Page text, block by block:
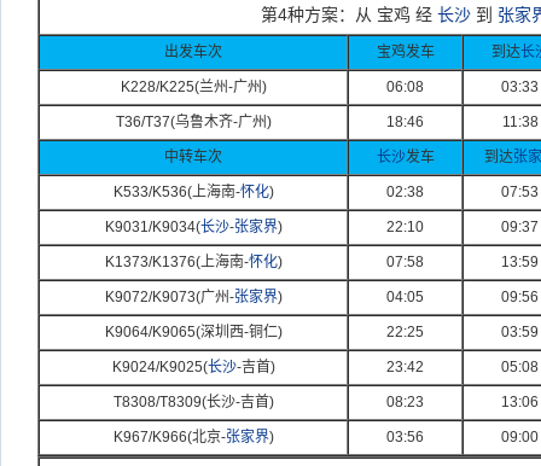
第4种方案：从 宝鸡 经 长沙 到 张家
出发车次 宝鸡发车 到达长
K228/K225(兰州-广州) 06:08 03:33
T36/T37(乌鲁木齐-广州) 18:46 11:38
中转车次 长沙发车 到达张
K533/K536(上海南-怀化) 02:38 07:53
K9031/K9034(长沙-张家界) 22:10 09:37
K1373/K1376(上海南-怀化) 07:58 13:59
K9072/K9073(广州-张家界) 04:05 09:56
K9064/K9065(深圳西-铜仁) 22:25 03:59
K9024/K9025(长沙-吉首) 23:42 05:08
T8308/T8309(长沙-吉首) 08:23 13:06
K967/K966(北京-张家界) 03:56 09:00